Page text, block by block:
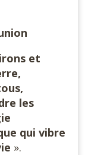
et
les
qui vibre
».